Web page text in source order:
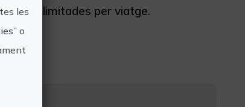
limitades per viatge.
les
o